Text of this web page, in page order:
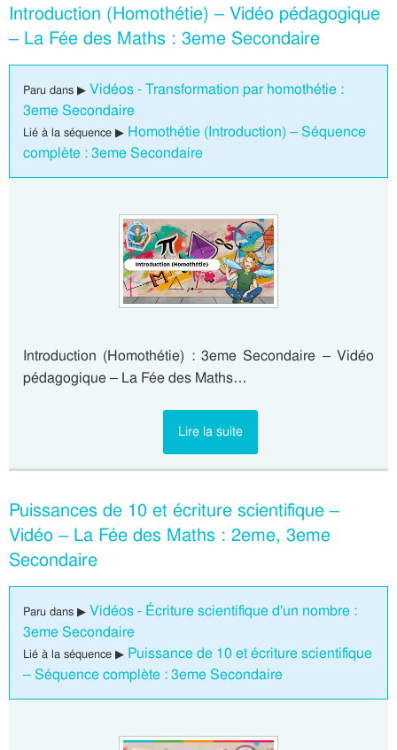
Introduction (Homothétie) – Vidéo pédagogique
– La Fée des Maths : 3eme Secondaire
Paru dans ▶ Vidéos - Transformation par homothétie :
3eme Secondaire
Lié à la séquence ▶ Homothétie (Introduction) – Séquence
complète : 3eme Secondaire
Introduction (Homothétie) : 3eme Secondaire – Vidéo
pédagogique – La Fée des Maths…
Lire la suite
Puissances de 10 et écriture scientifique –
Vidéo – La Fée des Maths : 2eme, 3eme
Secondaire
Paru dans ▶ Vidéos - Écriture scientifique d'un nombre :
3eme Secondaire
Lié à la séquence ▶ Puissance de 10 et écriture scientifique
– Séquence complète : 3eme Secondaire